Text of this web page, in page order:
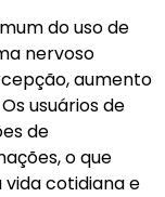
do uso de
nervoso
aumento
usuários de
de
o que
cotidiana e